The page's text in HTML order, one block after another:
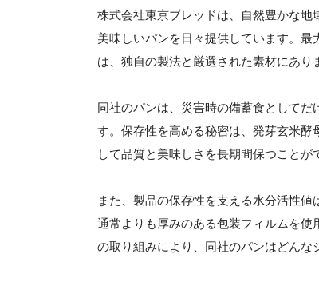
株式会社東京ブレッドは、自然豊かな
美味しいパンを日々提供しています。
は、独自の製法と厳選された素材にあり
同社のパンは、災害時の備蓄食として
す。保存性を高める秘密は、発芽玄米
して品質と美味しさを長期間保つことが
また、製品の保存性を支える水分活性値
通常よりも厚みのある包装フィルムを
の取り組みにより、同社のパンはどんな